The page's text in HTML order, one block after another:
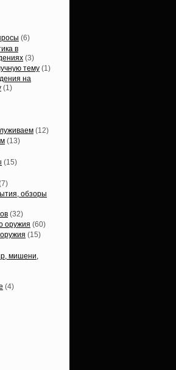
(6)
в
(3)
тему (1)
на
(1)
(12)
(13)
(15)
обзоры
(32)
оружия (60)
(15)
мишени,
(4)